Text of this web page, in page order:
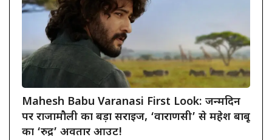
Mahesh Babu Varanasi First Look: जन्मदिन
पर राजामौली का बड़ा सरप्राइज, ‘वाराणसी’ से महेश बाबू
का ‘रुद्र’ अवतार आउट!